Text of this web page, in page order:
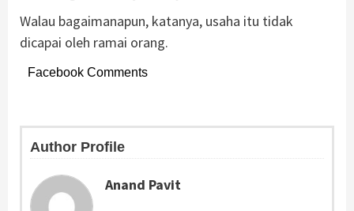
Walau bagaimanapun, katanya, usaha itu tidak
dicapai oleh ramai orang.
Facebook Comments
Author Profile
Anand Pavit